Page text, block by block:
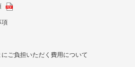
項
ご負担いただく費用について